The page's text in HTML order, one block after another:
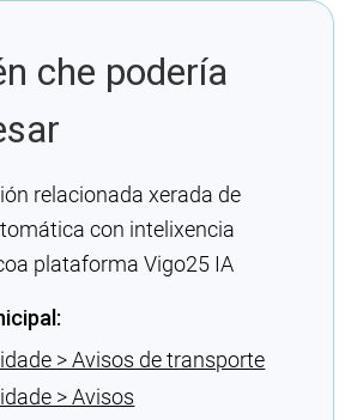
che podería
relacionada xerada de
con intelixencia
plataforma Vigo25 IA
> Avisos de transporte
> Avisos